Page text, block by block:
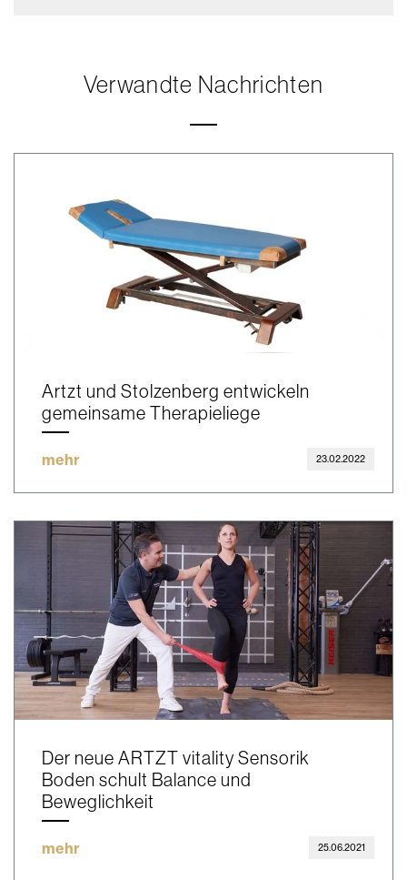
Verwandte Nachrichten
Artzt und Stolzenberg entwickeln
gemeinsame Therapieliege
mehr 23.02.2022
Der neue ARTZT vitality Sensorik
Boden schult Balance und
Beweglichkeit
mehr 25.06.2021